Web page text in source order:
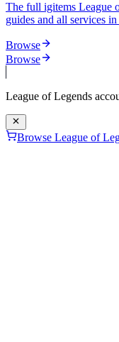
The full igitems League
guides and all services
Browse
Browse
League of Legends
Browse League of